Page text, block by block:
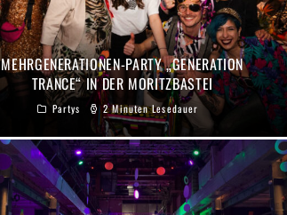
MEHRGENERATIONEN-PARTY „GENERATION
TRANCE“ IN DER MORITZBASTEI
Partys 2 Minuten Lesedauer